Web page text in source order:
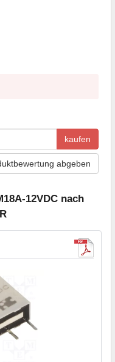
kaufen
abgeben
12VDC nach